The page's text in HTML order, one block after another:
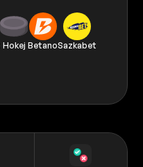
Hokej BetanoSazkabet